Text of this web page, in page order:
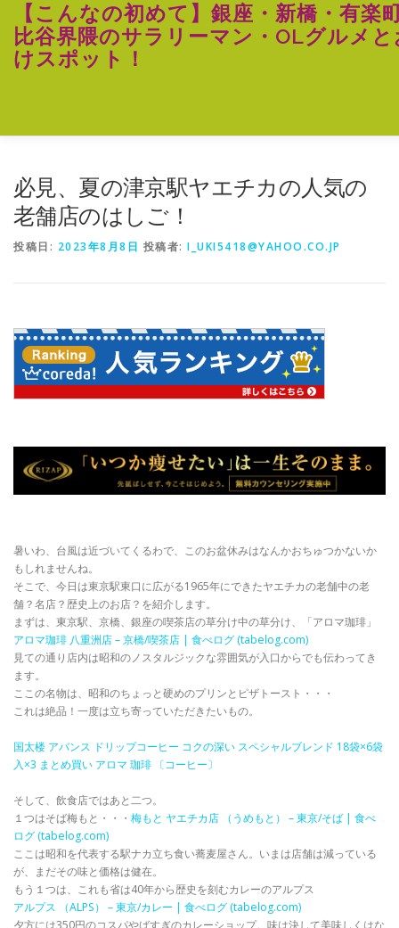
キ
【こんなの初めて】銀座・新橋・有楽
比谷界隈のサラリーマン・OLグルメ
けスポット！
必見、夏の津京駅ヤエチカの人気の
老舗店のはしご！
投稿日: 2023年8月8日 投稿者: I_UKI5418@YAHOO.CO.JP
暑いわ、台風は近づいてくるわで、このお盆休みはなんかおちゅつかないか
もしれませんね。
そこで、今日は東京駅東口に広がる1965年にできたヤエチカの老舗中の老
舗？名店？歴史上のお店？を紹介します。
まずは、東京駅、京橋、銀座の喫茶店の草分け中の草分け、「アロマ珈琲」
アロマ珈琲 八重洲店 – 京橋/喫茶店 | 食べログ (tabelog.com)
見ての通り店内は昭和のノスタルジックな雰囲気が入口からでも伝わってき
ます。
ここの名物は、昭和のちょっと硬めのプリンとピザトースト・・・
これは絶品！一度は立ち寄っていただきたいもの。
国太楼 アバンス ドリップコーヒー コクの深い スペシャルブレンド 18袋×6袋
入×3 まとめ買い アロマ 珈琲 〔コーヒー〕
そして、飲食店ではあと二つ。
１つはそば梅もと・・・ 梅もと ヤエチカ店 （うめもと） – 東京/そば | 食べ
ログ (tabelog.com)
ここは昭和を代表する駅ナカ立ち食い蕎麦屋さん。いまは店舗は減っている
が、まだその味と価格は健在。
もう１つは、これも省は40年から歴史を刻むカレーのアルプス
アルプス （ALPS） – 東京/カレー | 食べログ (tabelog.com)
夕方には350円のコスパやばすぎのカレーショップ。味は決して美味しくはな